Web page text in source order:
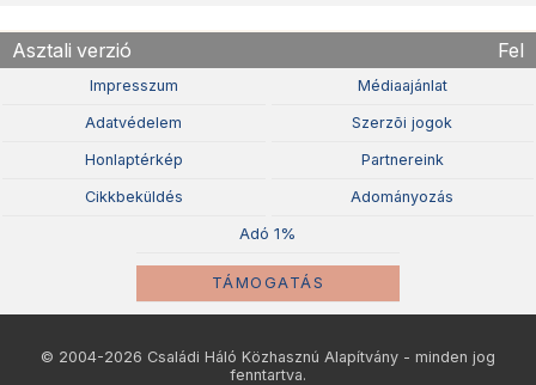
Asztali verzió Fel
Impresszum Médiaajánlat
Adatvédelem Szerzõi jogok
Honlaptérkép Partnereink
Cikkbeküldés Adományozás
Adó 1%
TÁMOGATÁS
© 2004-2026 Családi Háló Közhasznú Alapítvány - minden jog
fenntartva.